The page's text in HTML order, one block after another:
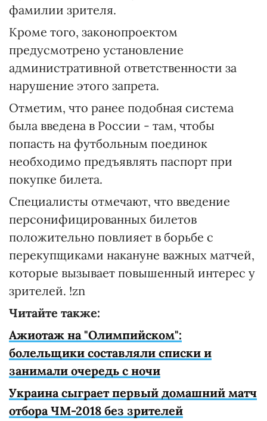
фамилии зрителя.
Кроме того, законопроектом
предусмотрено установление
административной ответственности за
нарушение этого запрета.
Отметим, что ранее подобная система
была введена в России - там, чтобы
попасть на футбольным поединок
необходимо предъявлять паспорт при
покупке билета.
Специалисты отмечают, что введение
персонифицированных билетов
положительно повлияет в борьбе с
перекупщиками накануне важных матчей,
которые вызывает повышенный интерес у
зрителей. !zn
Читайте также:
Ажиотаж на "Олимпийском":
болельщики составляли списки и
занимали очередь с ночи
Украина сыграет первый домашний матч
отбора ЧМ-2018 без зрителей